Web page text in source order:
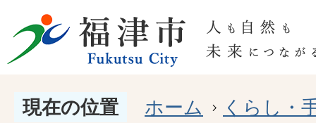
現在の位置 ホーム
くらし・